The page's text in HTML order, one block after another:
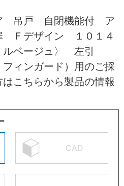
吊戸 自閉機能付 ア
Ｆデザイン １０１４
ベージュ〉 左引
ィンガード）用のご採
こちらから製品の情報
CAD